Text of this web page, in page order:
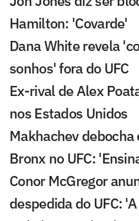
Hamilton: 'Covarde'
Dana White revela
sonhos' fora do UFC
Ex-rival de Alex
nos Estados Unidos
Makhachev debocha
Bronx no UFC:
Conor McGregor
despedida do UFC: